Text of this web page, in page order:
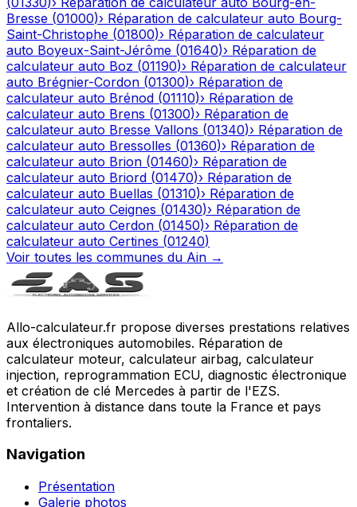
Bresse (01000)› Réparation de calculateur auto Bourg-
Saint-Christophe (01800)› Réparation de calculateur
auto Boyeux-Saint-Jérôme (01640)› Réparation de
calculateur auto Boz (01190)› Réparation de calculateur
auto Brégnier-Cordon (01300)› Réparation de
calculateur auto Brénod (01110)› Réparation de
calculateur auto Brens (01300)› Réparation de
calculateur auto Bresse Vallons (01340)› Réparation de
calculateur auto Bressolles (01360)› Réparation de
calculateur auto Brion (01460)› Réparation de
calculateur auto Briord (01470)› Réparation de
calculateur auto Buellas (01310)› Réparation de
calculateur auto Ceignes (01430)› Réparation de
calculateur auto Cerdon (01450)› Réparation de
calculateur auto Certines (01240)
Voir toutes les communes du Ain →
Allo-calculateur.fr propose diverses prestations relatives
aux électroniques automobiles. Réparation de
calculateur moteur, calculateur airbag, calculateur
injection, reprogrammation ECU, diagnostic électronique
et création de clé Mercedes à partir de l'EZS.
Intervention à distance dans toute la France et pays
frontaliers.
Navigation
Présentation
Galerie photos